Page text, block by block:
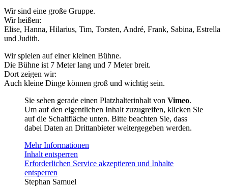
Wir sind eine große Gruppe.
Wir heißen:
Elise, Hanna, Hilarius, Tim, Torsten, André, Frank, Sabina, Estrella
und Judith.
Wir spielen auf einer kleinen Bühne.
Die Bühne ist 7 Meter lang und 7 Meter breit.
Dort zeigen wir:
Auch kleine Dinge können groß und wichtig sein.
Sie sehen gerade einen Platzhalterinhalt von Vimeo.
Um auf den eigentlichen Inhalt zuzugreifen, klicken Sie
auf die Schaltfläche unten. Bitte beachten Sie, dass
dabei Daten an Drittanbieter weitergegeben werden.
Mehr Informationen
Inhalt entsperren
Erforderlichen Service akzeptieren und Inhalte
entsperren
Stephan Samuel